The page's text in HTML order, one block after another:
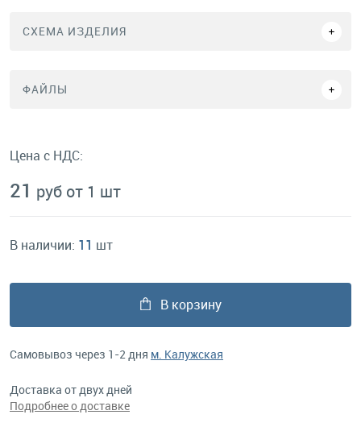
СХЕМА ИЗДЕЛИЯ
ФАЙЛЫ
Цена с НДС:
21 руб от 1 шт
В наличии: 11 шт
В корзину
Самовывоз через 1-2 дня м. Калужская
Доставка от двух дней
Подробнее о доставке